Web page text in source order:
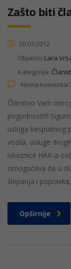
Zašto biti
20.07.2012
Objavio: Lara
Kategorija:
Nema
Članstvo Vam
pogodnosti!!!
usluga besplatnog
vozila, usluge
iskaznice HAK-a
omogućava da u
šlepanja i
Opširnije